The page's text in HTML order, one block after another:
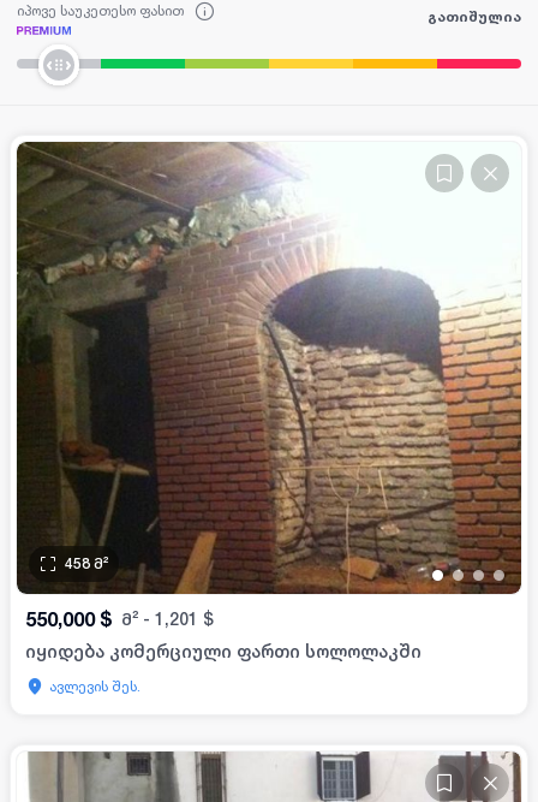
იპოვე საუკეთესო ფასით გათიშულია
••••
458 მ²
550,000 $ მ² - 1,201 $
იყიდება კომერციული ფართი სოლოლაკში
ავლევის შეს.